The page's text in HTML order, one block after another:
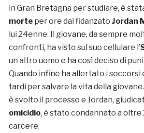
in Gran Bretagna per studiare, è
morteper ore dal fidanzato Jordan
lui 24enne. Il giovane, da sempre
confronti, ha visto sul suo cellulare l’
un altro uomo e ha così deciso di
Quando infine ha allertato i soccorsi
tardi per salvare la vita della
è svolto il processo e Jordan,
omicidio, è stato condannato a oltre
carcere.